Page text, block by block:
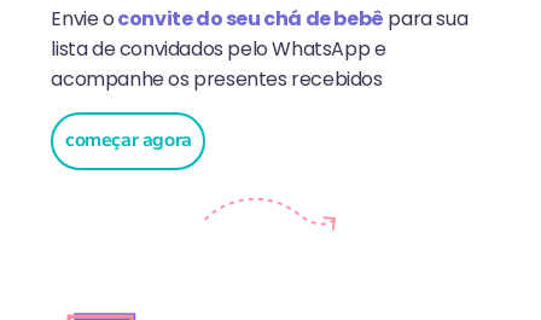
Envie oconvite do seu chá de bebê para sua
lista de convidados pelo WhatsApp e
acompanhe os presentes recebidos
começar agora